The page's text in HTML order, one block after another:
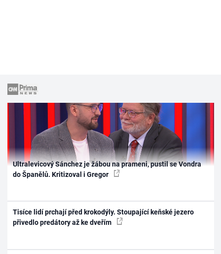
Ultralevicový Sánchez je žábou na prameni, pustil se Vondra
do Španělů. Kritizoval i Gregor
Tisíce lidí prchají před krokodýly. Stoupající keňské jezero
přivedlo predátory až ke dveřím